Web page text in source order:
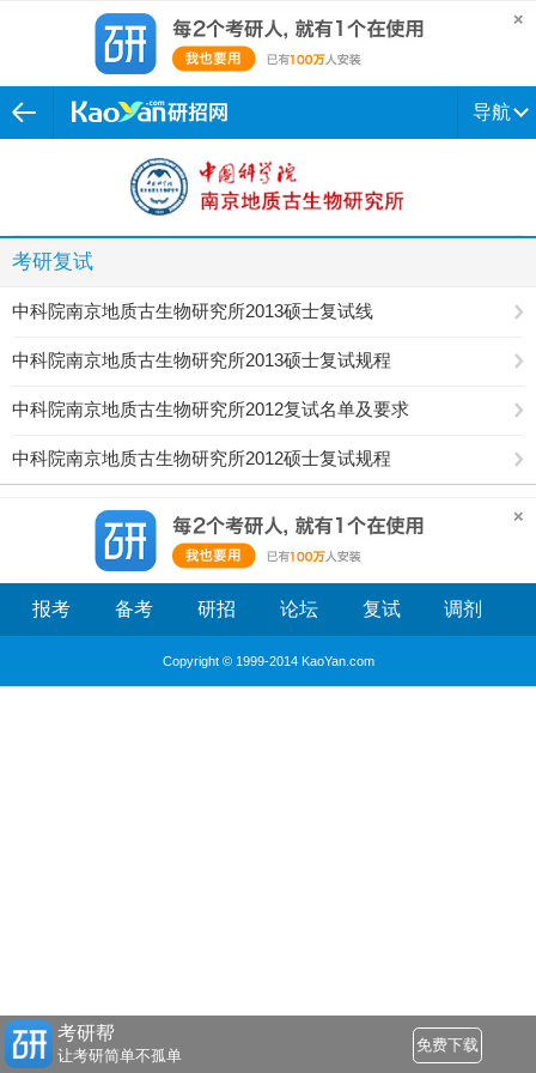
导航
考研复试
中科院南京地质古生物研究所2013硕士复试线
中科院南京地质古生物研究所2013硕士复试规程
中科院南京地质古生物研究所2012复试名单及要求
中科院南京地质古生物研究所2012硕士复试规程
报考 备考 研招 论坛 复试 调剂
Copyright © 1999-2014 KaoYan.com
考研帮
让考研简单不孤单
免费下载